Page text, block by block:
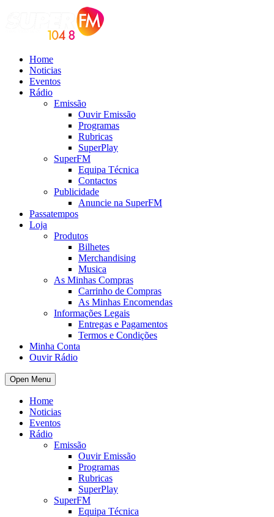
Home
Noticias
Eventos
Rádio
Emissão
Ouvir Emissão
Programas
Rubricas
SuperPlay
SuperFM
Equipa Técnica
Contactos
Publicidade
Anuncie na SuperFM
Passatempos
Loja
Produtos
Bilhetes
Merchandising
Musica
As Minhas Compras
Carrinho de Compras
As Minhas Encomendas
Informações Legais
Entregas e Pagamentos
Termos e Condições
Minha Conta
Ouvir Rádio
Open Menu
Home
Noticias
Eventos
Rádio
Emissão
Ouvir Emissão
Programas
Rubricas
SuperPlay
SuperFM
Equipa Técnica